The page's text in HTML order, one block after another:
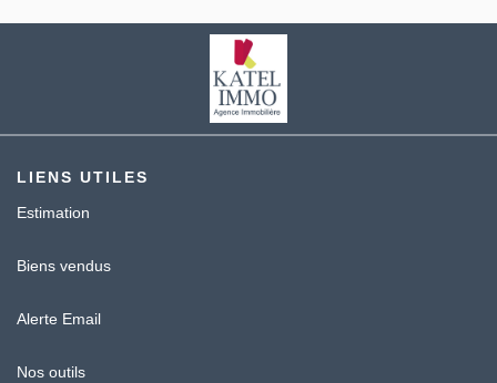
Katel Viager
LIENS UTILES
Estimation
Biens vendus
Alerte Email
Nos outils